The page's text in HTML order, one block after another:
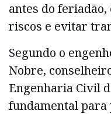
antes do
riscos e evitar
Segundo o
Nobre,
Engenharia Civil
fundamental